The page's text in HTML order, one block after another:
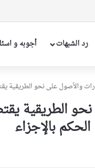
رد الشبهات أجوبه و
علی نحو
بالإجزاء